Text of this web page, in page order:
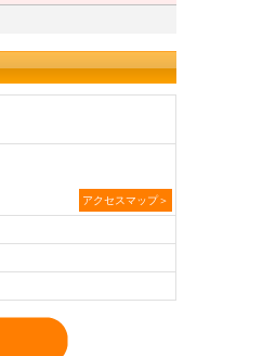
アクセスマップ＞